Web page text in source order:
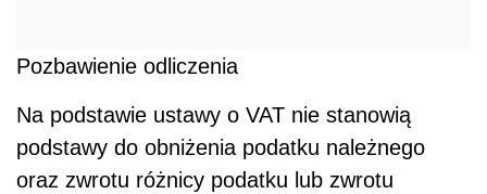
Pozbawienie odliczenia
Na podstawie ustawy o VAT nie stanowią
podstawy do obniżenia podatku należnego
oraz zwrotu różnicy podatku lub zwrotu